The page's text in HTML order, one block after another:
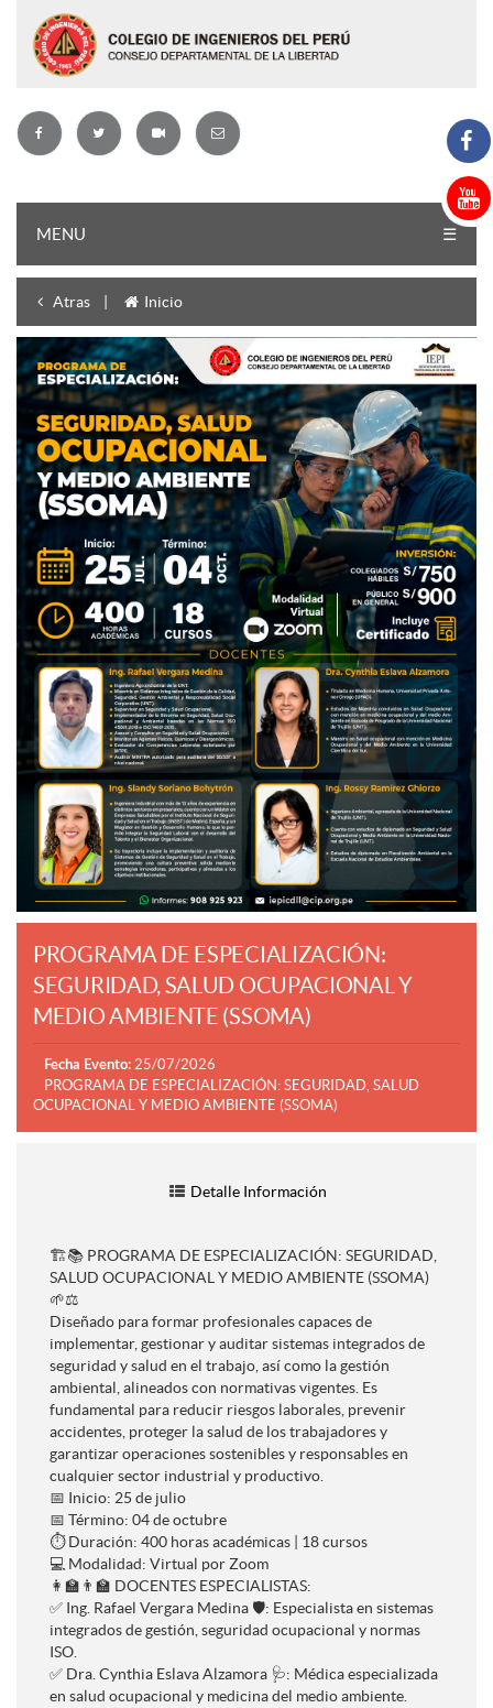
MENU ☰
Atras | Inicio
PROGRAMA DE ESPECIALIZACIÓN:
SEGURIDAD, SALUD OCUPACIONAL Y
MEDIO AMBIENTE (SSOMA)
Fecha Evento: 25/07/2026
PROGRAMA DE ESPECIALIZACIÓN: SEGURIDAD, SALUD
OCUPACIONAL Y MEDIO AMBIENTE (SSOMA)
Detalle Información
🏗️📚 PROGRAMA DE ESPECIALIZACIÓN: SEGURIDAD,
SALUD OCUPACIONAL Y MEDIO AMBIENTE (SSOMA)
🌱⚖️
Diseñado para formar profesionales capaces de
implementar, gestionar y auditar sistemas integrados de
seguridad y salud en el trabajo, así como la gestión
ambiental, alineados con normativas vigentes. Es
fundamental para reducir riesgos laborales, prevenir
accidentes, proteger la salud de los trabajadores y
garantizar operaciones sostenibles y responsables en
cualquier sector industrial y productivo.
📅 Inicio: 25 de julio
📅 Término: 04 de octubre
⏱️ Duración: 400 horas académicas | 18 cursos
💻 Modalidad: Virtual por Zoom
👩‍🏫👨‍🏫 DOCENTES ESPECIALISTAS:
✅ Ing. Rafael Vergara Medina 🛡️: Especialista en sistemas
integrados de gestión, seguridad ocupacional y normas
ISO.
✅ Dra. Cynthia Eslava Alzamora 🩺: Médica especializada
en salud ocupacional y medicina del medio ambiente.